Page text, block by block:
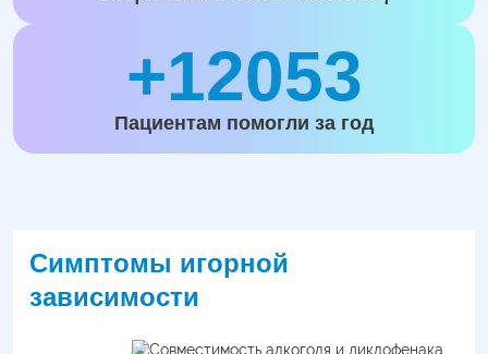
+12053
Пациентам помогли за год
Симптомы игорной
зависимости